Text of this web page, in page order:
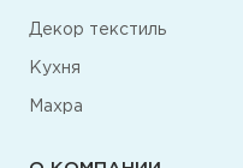
Декор текстиль
Кухня
Махра